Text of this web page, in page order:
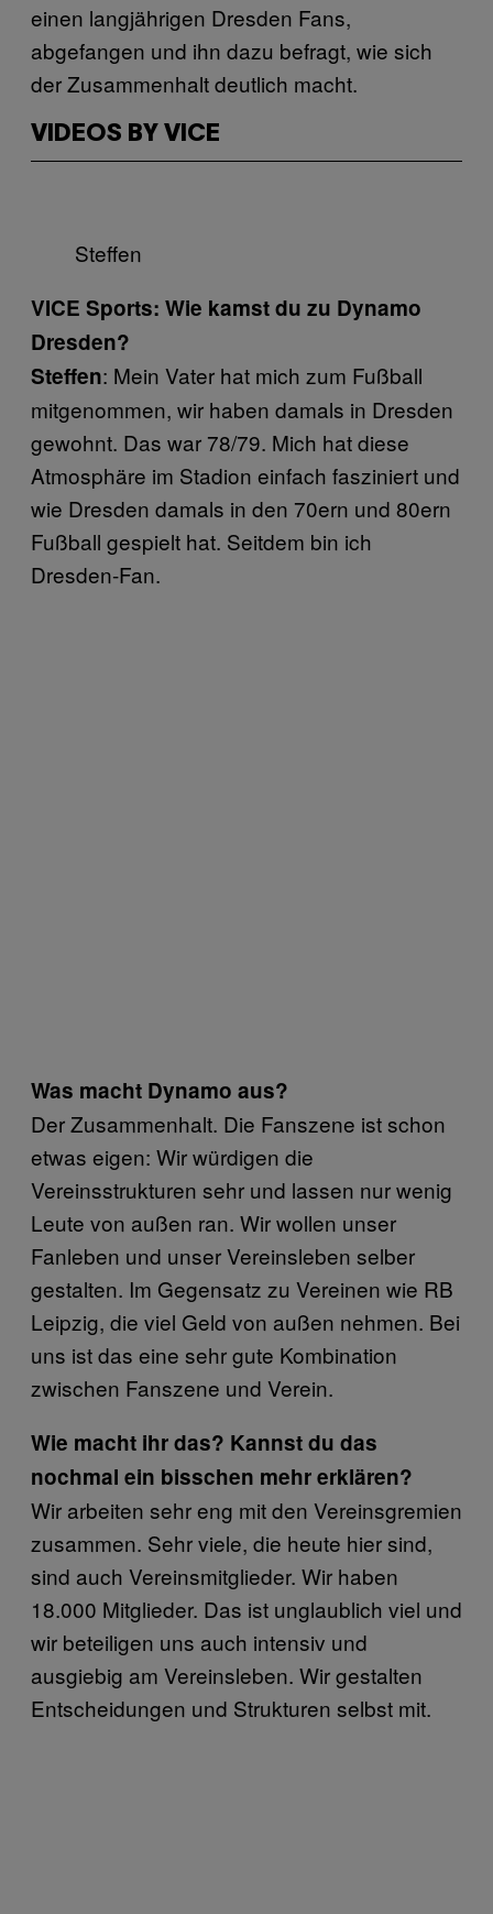
einen langjährigen Dresden Fans,
abgefangen und ihn dazu befragt, wie sich
der Zusammenhalt deutlich macht.
VIDEOS BY VICE
Steffen
VICE Sports: Wie kamst du zu Dynamo
Dresden?
Steffen: Mein Vater hat mich zum Fußball
mitgenommen, wir haben damals in Dresden
gewohnt. Das war 78/79. Mich hat diese
Atmosphäre im Stadion einfach fasziniert und
wie Dresden damals in den 70ern und 80ern
Fußball gespielt hat. Seitdem bin ich
Dresden-Fan.
Was macht Dynamo aus?
Der Zusammenhalt. Die Fanszene ist schon
etwas eigen: Wir würdigen die
Vereinsstrukturen sehr und lassen nur wenig
Leute von außen ran. Wir wollen unser
Fanleben und unser Vereinsleben selber
gestalten. Im Gegensatz zu Vereinen wie RB
Leipzig, die viel Geld von außen nehmen. Bei
uns ist das eine sehr gute Kombination
zwischen Fanszene und Verein.
Wie macht ihr das? Kannst du das
nochmal ein bisschen mehr erklären?
Wir arbeiten sehr eng mit den Vereinsgremien
zusammen. Sehr viele, die heute hier sind,
sind auch Vereinsmitglieder. Wir haben
18.000 Mitglieder. Das ist unglaublich viel und
wir beteiligen uns auch intensiv und
ausgiebig am Vereinsleben. Wir gestalten
Entscheidungen und Strukturen selbst mit.